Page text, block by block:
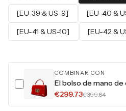
[EU-39 & US-9]
[EU-40 &
[EU-41 & US-10]
[EU-42 &
COMBINAR CON
El bolso de mano de
€299.73€399.64